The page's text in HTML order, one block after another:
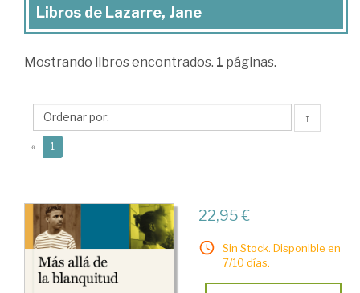
Libros
Lazarre,
Libros de Lazarre, Jane
Mostrando libros encontrados. 1 páginas.
↑
« 1
22,95 €
Sin Stock. Disponible en
7/10 días.